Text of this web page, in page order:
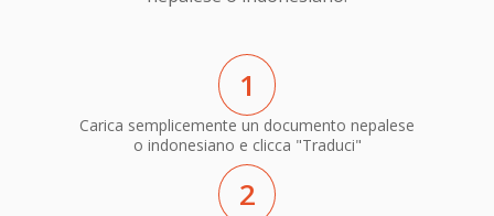
1
Carica semplicemente un documento nepalese
o indonesiano e clicca "Traduci"
2